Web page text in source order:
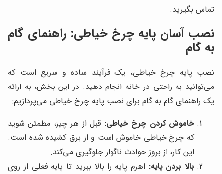
تماس بگیرید.
نصب آسان پایه چرخ خیاطی: راهنمای گام
به گام
نصب پایه چرخ خیاطی، یک فرآیند ساده و سریع است که
می‌توانید به راحتی در خانه انجام دهید. در این بخش، به ارائه
یک راهنمای گام به گام برای نصب پایه چرخ خیاطی می‌پردازیم:
خاموش کردن چرخ خیاطی: قبل از هر چیز، مطمئن شوید
که چرخ خیاطی خاموش است و از برق کشیده شده است.
این کار، از بروز حوادث ناگوار جلوگیری می‌کند.
بالا بردن پایه: اهرم پایه را بالا ببرید تا پایه فعلی از روی